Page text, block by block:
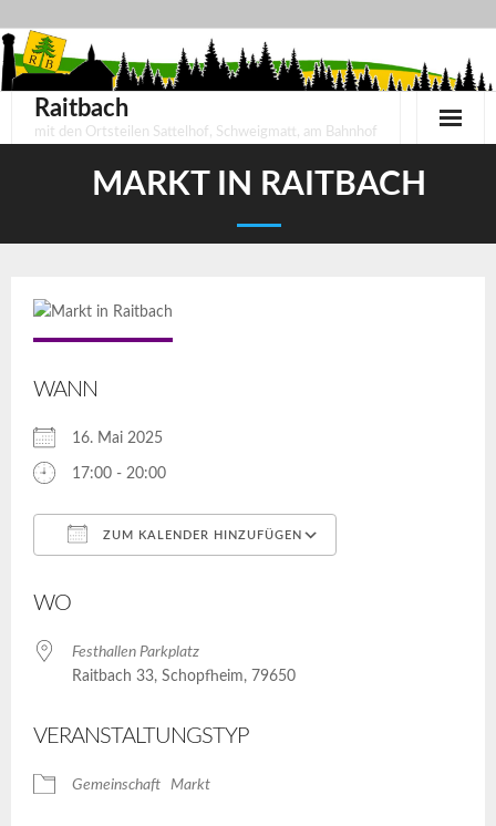
Skip
to
contentRaitbach
mit den Ortsteilen Sattelhof, Schweigmatt, am Bahnhof
MARKT IN RAITBACH
WANN
16. Mai 2025
17:00 - 20:00
ZUM KALENDER HINZUFÜGEN
WO
Festhallen Parkplatz
Raitbach 33, Schopfheim, 79650
VERANSTALTUNGSTYP
Gemeinschaft Markt